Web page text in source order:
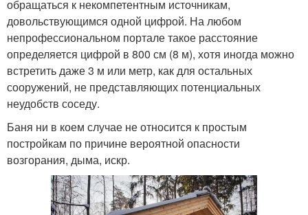
обращаться к некомпетентным источникам,
довольствующимся одной цифрой. На любом
непрофессиональном портале такое расстояние
определяется цифрой в 800 см (8 м), хотя иногда можно
встретить даже 3 м или метр, как для остальных
сооружений, не представляющих потенциальных
неудобств соседу.
Баня ни в коем случае не относится к простым
постройкам по причине вероятной опасности
возгорания, дыма, искр.